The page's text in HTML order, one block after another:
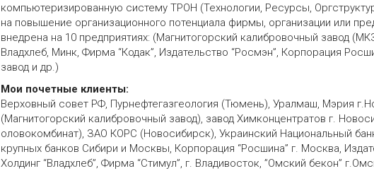
компьютеризированную систему ТРОН (Технологии, Ресурсы,
на повышение организационного потенциала фирмы, организации или
внедрена на 10 предприятиях: (Магнитогорский калибровочный завод
Владхлеб, Минк, Фирма “Кодак”, Издательство “Росмэн”, Корпорация
завод и др.)
Мои почетные клиенты:
Верховный совет РФ, Пурнефтегазгеология (Тюмень), Уралмаш, Мэрия
(Магнитогорский калибровочный завод), завод Химконцентратов г.
оловокомбинат), ЗАО КОРС (Новосибирск), Украинский Национальный
крупных банков Сибири и Москвы, Корпорация “Росшина” г. Москва,
Холдинг “Владхлеб”, Фирма “Стимул”, г. Владивосток, ”Омский бекон”